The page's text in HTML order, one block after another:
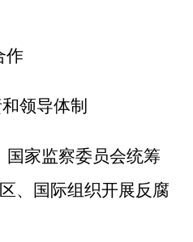
作
领导体制
家监察委员会统筹
、国际组织开展反腐